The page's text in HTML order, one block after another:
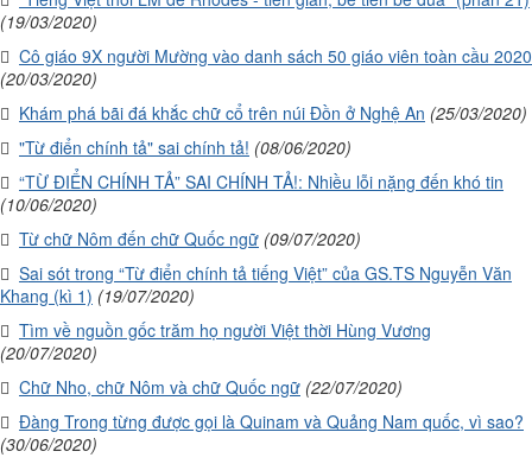
(19/03/2020)
Cô giáo 9X người Mường vào danh sách 50 giáo viên toàn cầu 2020
(20/03/2020)
Khám phá bãi đá khắc chữ cổ trên núi Đồn ở Nghệ An (25/03/2020)
"Từ điển chính tả" sai chính tả! (08/06/2020)
“TỪ ĐIỂN CHÍNH TẢ” SAI CHÍNH TẢ!: Nhiều lỗi nặng đến khó tin
(10/06/2020)
Từ chữ Nôm đến chữ Quốc ngữ (09/07/2020)
Sai sót trong “Từ điển chính tả tiếng Việt” của GS.TS Nguyễn Văn
Khang (kì 1) (19/07/2020)
Tìm về nguồn gốc trăm họ người Việt thời Hùng Vương
(20/07/2020)
Chữ Nho, chữ Nôm và chữ Quốc ngữ (22/07/2020)
Đàng Trong từng được gọi là Quinam và Quảng Nam quốc, vì sao?
(30/06/2020)